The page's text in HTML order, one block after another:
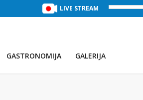
TREĆE JEZERO (Voda:29 °C, Salinitet:32 g/L)
LIVE STREAM
GASTRONOMIJA GALERIJA